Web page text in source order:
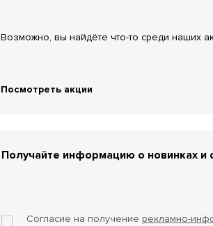
Возможно, вы найдёте что-то среди наших
Посмотреть акции
Получайте информацию о новинках и
Согласие на получение рекламно-